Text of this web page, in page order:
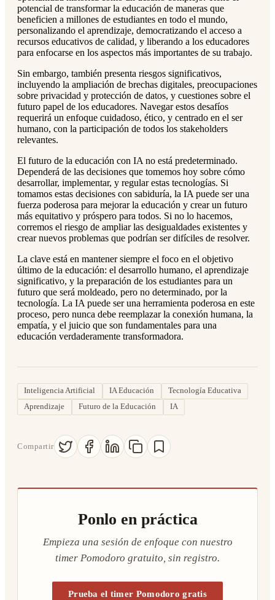
potencial de transformar la educación de maneras que
beneficien a millones de estudiantes en todo el mundo,
personalizando el aprendizaje, democratizando el acceso a
recursos educativos de calidad, y liberando a los educadores
para enfocarse en los aspectos más importantes de su trabajo.
Sin embargo, también presenta riesgos significativos,
incluyendo la ampliación de brechas digitales, preocupaciones
sobre privacidad y protección de datos, y cuestiones sobre el
futuro papel de los educadores. Navegar estos desafíos
requerirá un enfoque cuidadoso, ético, y centrado en el ser
humano, con la participación de todos los stakeholders
relevantes.
El futuro de la educación con IA no está predeterminado.
Dependerá de las decisiones que tomemos hoy sobre cómo
desarrollar, implementar, y regular estas tecnologías. Si
tomamos estas decisiones con sabiduría, la IA puede ser una
fuerza poderosa para mejorar la educación y crear un futuro
más equitativo y próspero para todos. Si no lo hacemos,
corremos el riesgo de ampliar las desigualdades existentes y
crear nuevos problemas que podrían ser difíciles de resolver.
La clave está en mantener siempre el foco en el objetivo
último de la educación: el desarrollo humano, el aprendizaje
significativo, y la preparación de los estudiantes para un
futuro que será moldeado, pero no determinado, por la
tecnología. La IA puede ser una herramienta poderosa en este
proceso, pero nunca debe reemplazar la conexión humana, la
empatía, y el juicio que son fundamentales para una
educación verdaderamente transformadora.
Inteligencia Artificial IA Educación
Tecnología Educativa
Aprendizaje
Futuro de la Educación IA
Compartir
Ponlo en práctica
Empieza una sesión de enfoque con nuestro
timer Pomodoro gratuito, sin registro.
Prueba el timer Pomodoro gratis